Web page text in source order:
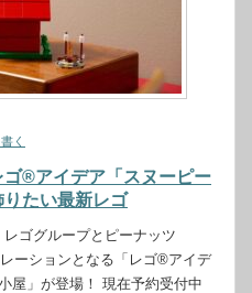
く
®アイデア「スヌーピー
たい最新レゴ
ゴグループとピーナッツ
ーションとなる「レゴ®アイデ
屋」が登場！ 現在予約受付中